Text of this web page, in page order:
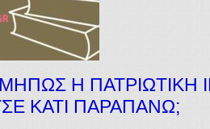
ΜΗΠΩΣ Η ΠΑΤΡΙΩΤΙΚΗ
ΚΑΤΙ ΠΑΡΑΠΑΝΩ;